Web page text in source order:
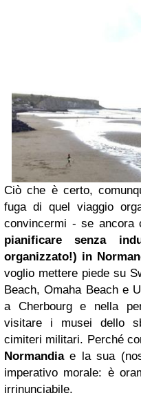
Ciò che è certo,
fuga di quel viaggio
convincermi - se
pianificare senza
organizzato!) in
voglio mettere piede su
Beach, Omaha Beach e
a Cherbourg e nella
visitare i musei dello
cimiteri militari. Perché
Normandiae la sua
imperativo morale: è
irrinunciabile.